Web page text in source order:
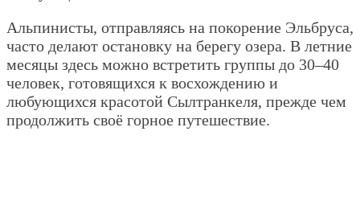
Альпинисты, отправляясь на покорение Эльбруса,
часто делают остановку на берегу озера. В летние
месяцы здесь можно встретить группы до 30–40
человек, готовящихся к восхождению и
любующихся красотой Сылтранкеля, прежде чем
продолжить своё горное путешествие.